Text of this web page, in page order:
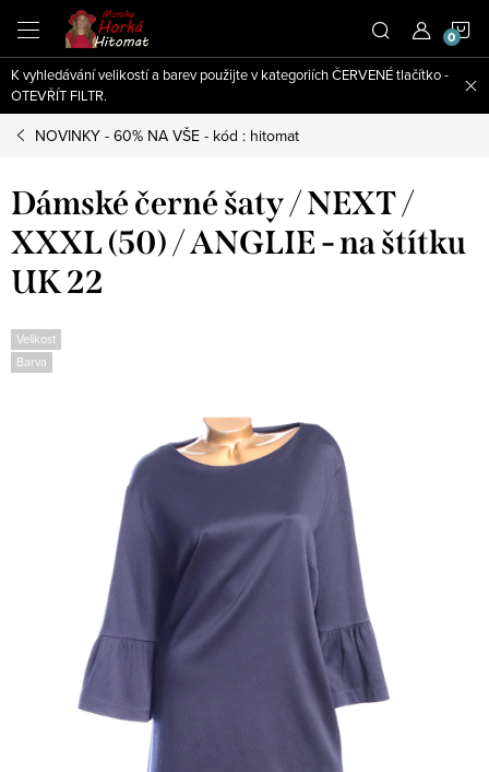
obsah
K vyhledávání velikostí a barev použijte v kategoriích ČERVENÉ tlačítko -
OTEVŘÍT FILTR.
NOVINKY - 60% NA VŠE - kód : hitomat
Dámské černé šaty / NEXT /
XXXL (50) / ANGLIE - na štítku
UK 22
Velikost
Barva